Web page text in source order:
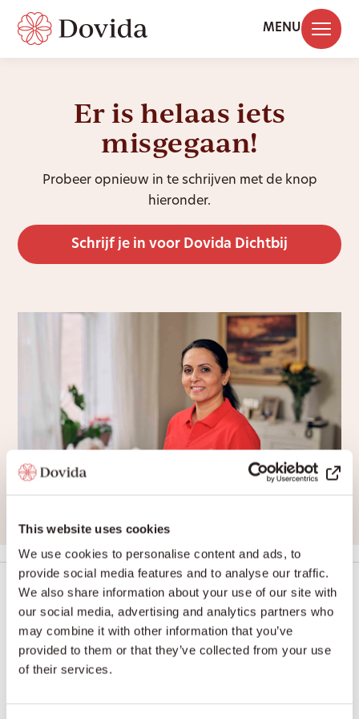
This website uses cookies
We use cookies to personalise content and ads, to
provide social media features and to analyse our traffic.
We also share information about your use of our site with
our social media, advertising and analytics partners who
may combine it with other information that you’ve
provided to them or that they’ve collected from your use
of their services.
MENU
Er is helaas iets
misgegaan!
Probeer opnieuw in te schrijven met de knop
hieronder.
Schrijf je in voor Dovida Dichtbij
Zorg aan huis die past bij jouw leven.